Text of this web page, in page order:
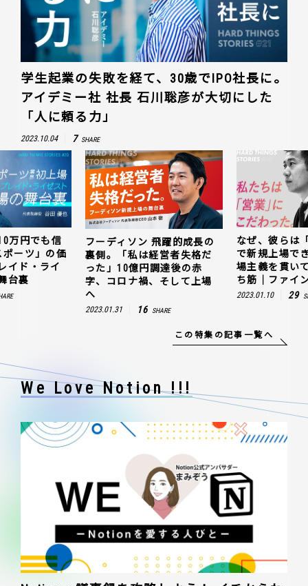
学生起業の失敗を経て、30歳でIPO社長に。
アイデミー社 社長 石川聡彦が大切にした
「人に頼る力」
2023.10.04 7 SHARE
万円でも信
ーツ」の価
イド・ライ
台裏
フーディソン 飛躍的成長の
裏側。「私は経営者失格だ
った」10億円調達後の赤
字、コロナ禍、そして上場
へ
2023.01.31 16 SHARE
なぜ、彼らは
で新規上場で
場主義を貫い
ち筋｜ファイ
2023.01.10 29
この特集の記事一覧へ
We Love Notion !!!